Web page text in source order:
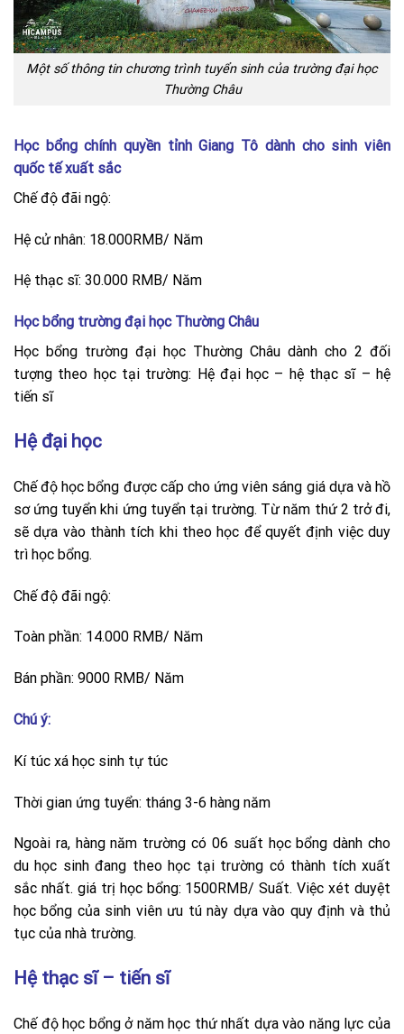
Một số thông tin chương trình tuyển sinh của trường đại học
Thường Châu
Học bổng chính quyền tỉnh Giang Tô dành cho sinh viên
quốc tế xuất sắc
Chế độ đãi ngộ:
Hệ cử nhân: 18.000RMB/ Năm
Hệ thạc sĩ: 30.000 RMB/ Năm
Học bổng trường đại học Thường Châu
Học bổng trường đại học Thường Châu dành cho 2 đối
tượng theo học tại trường: Hệ đại học – hệ thạc sĩ – hệ
tiến sĩ
Hệ đại học
Chế độ học bổng được cấp cho ứng viên sáng giá dựa và hồ
sơ ứng tuyển khi ứng tuyển tại trường. Từ năm thứ 2 trở đi,
sẽ dựa vào thành tích khi theo học để quyết định việc duy
trì học bổng.
Chế độ đãi ngộ:
Toàn phần: 14.000 RMB/ Năm
Bán phần: 9000 RMB/ Năm
Chú ý:
Kí túc xá học sinh tự túc
Thời gian ứng tuyển: tháng 3-6 hàng năm
Ngoài ra, hàng năm trường có 06 suất học bổng dành cho
du học sinh đang theo học tại trường có thành tích xuất
sắc nhất. giá trị học bổng: 1500RMB/ Suất. Việc xét duyệt
học bổng của sinh viên ưu tú này dựa vào quy định và thủ
tục của nhà trường.
Hệ thạc sĩ – tiến sĩ
Chế độ học bổng ở năm học thứ nhất dựa vào năng lực của